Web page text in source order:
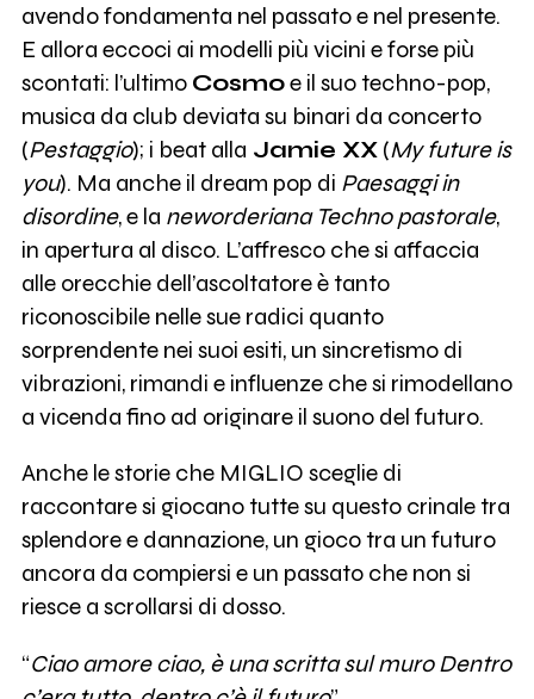
avendo fondamenta nel passato e nel presente.
E allora eccoci ai modelli più vicini e forse più
scontati: l’ultimo Cosmoe il suo techno-pop,
musica da club deviata su binari da concerto
(Pestaggio); i beat alla Jamie XX(My future is
you). Ma anche il dream pop di Paesaggi in
disordine, e la neworderiana Techno pastorale,
in apertura al disco. L’affresco che si affaccia
alle orecchie dell’ascoltatore è tanto
riconoscibile nelle sue radici quanto
sorprendente nei suoi esiti, un sincretismo di
vibrazioni, rimandi e influenze che si rimodellano
a vicenda fino ad originare il suono del futuro.
Anche le storie che MIGLIO sceglie di
raccontare si giocano tutte su questo crinale tra
splendore e dannazione, un gioco tra un futuro
ancora da compiersi e un passato che non si
riesce a scrollarsi di dosso.
“Ciao amore ciao, è una scritta sul muro Dentro